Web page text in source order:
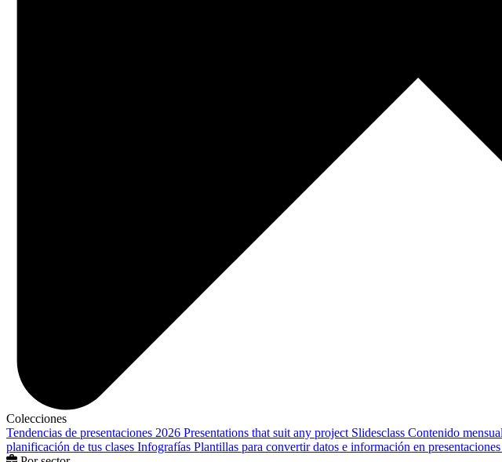
Colecciones
Tendencias de presentaciones 2026 Presentations that suit any project Slidesclass Contenido mensual
planificación de tus clases Infografías Plantillas para convertir datos e información en